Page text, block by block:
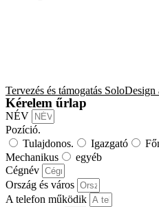
Tervezés és támogatás SoloDesign
Kérelem űrlap
NÉV
Pozíció.
Tulajdonos.
Igazgató
Mechanikus
egyéb
Cégnév
Ország és város
A telefon működik